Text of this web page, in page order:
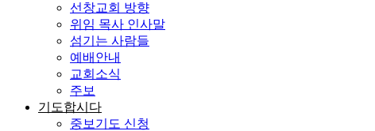
선창교회 방향
위임 목사 인사말
섬기는 사람들
예배안내
교회소식
주보
기도합시다
중보기도 신청